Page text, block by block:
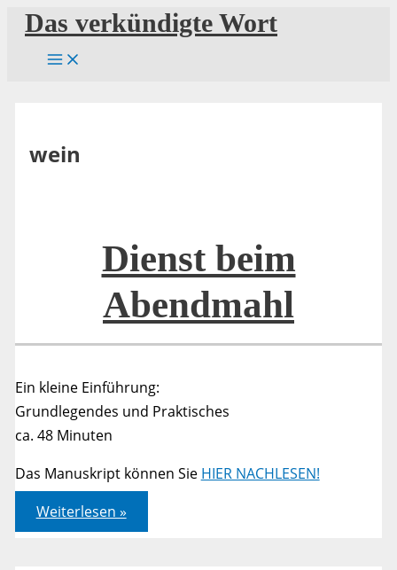
Zum
Inhalt
springen
Das verkündigte Wort
wein
Dienst beim
Abendmahl
Ein kleine Einführung:
Grundlegendes und Praktisches
ca. 48 Minuten
Das Manuskript können Sie HIER NACHLESEN!
Dienst
beim
Abendmahl
Weiterlesen »